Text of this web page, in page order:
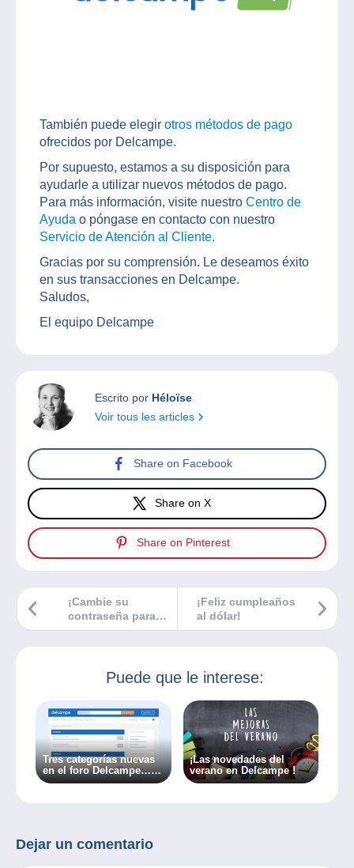
También puede elegir otros métodos de pago
ofrecidos por Delcampe.
Por supuesto, estamos a su disposición para
ayudarle a utilizar nuevos métodos de pago.
Para más información, visite nuestro Centro de
Ayuda o póngase en contacto con nuestro
Servicio de Atención al Cliente.
Gracias por su comprensión. Le deseamos éxito
en sus transacciones en Delcampe.
Saludos,
El equipo Delcampe
Escrito por Héloïse
Voir tous les articles
Share on Facebook
Share on X
Share on Pinterest
¡Feliz cumpleaños
al dólar!
¡Cambie su
contraseña para
mayor seguridad!
Puede que le interese:
Tres categorías nuevas
en el foro Delcampe…
¡Porque el mundo de la
¡Las novedades del
verano en Delcampe !
Dejar un comentario